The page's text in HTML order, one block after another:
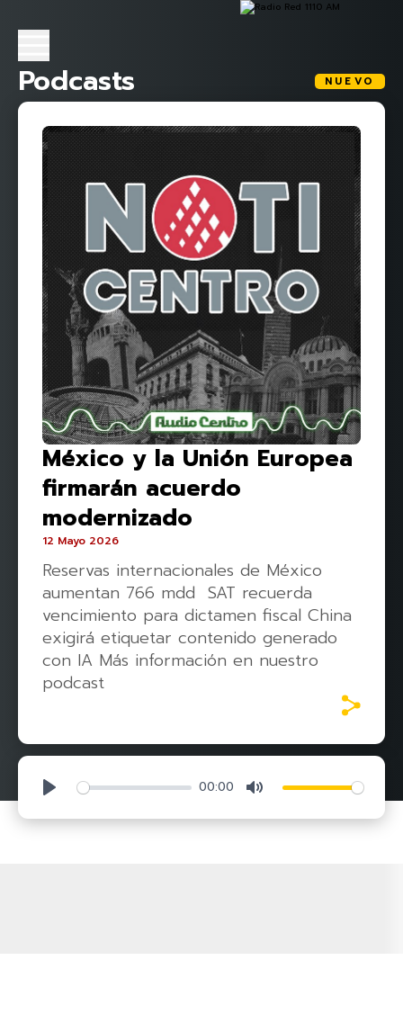
Podcasts NUEVO
México y la Unión Europea
firmarán acuerdo
modernizado
12 Mayo 2026
Reservas internacionales de México
aumentan 766 mdd SAT recuerda
vencimiento para dictamen fiscal China
exigirá etiquetar contenido generado
con IA Más información en nuestro
podcast
Play 00:00 Mute